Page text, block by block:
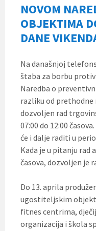
NOVOM
OBJEKTIMA
DANE
Na današnjoj
štaba za borbu
Naredba o
razliku od prethodne
dozvoljen rad
07:00 do 12:00
će i dalje raditi u
Kada je u pitanju rad
časova, dozvoljen je
Do 13. aprila
ugostiteljskim
fitnes centrima,
organizacija i škola